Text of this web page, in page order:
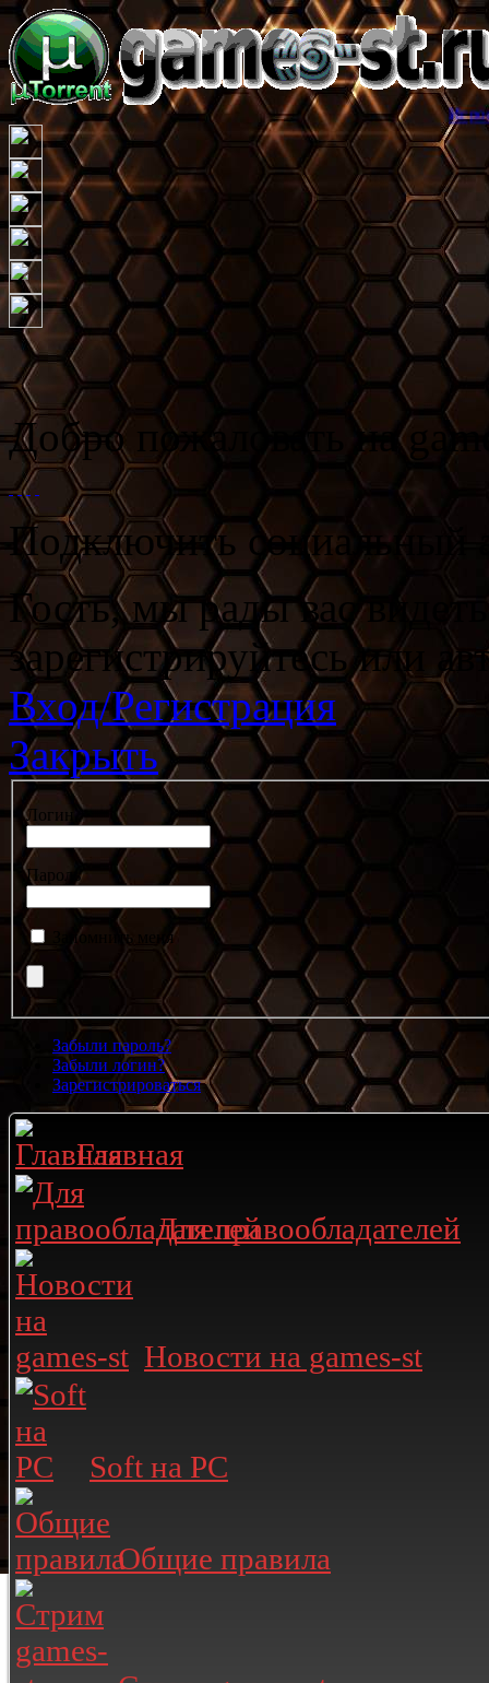
Игровой торрент
Добро пожаловать на
Подключить социальный
Гость, мы рады вас
зарегистрируйтесь или
Вход/Регистрация
Закрыть
Логин
Пароль
Запомнить меня
Забыли пароль?
Забыли логин?
Зарегистрироваться
Главная
Для правообладателей
Новости на games-st
Soft на PC
Общие правила